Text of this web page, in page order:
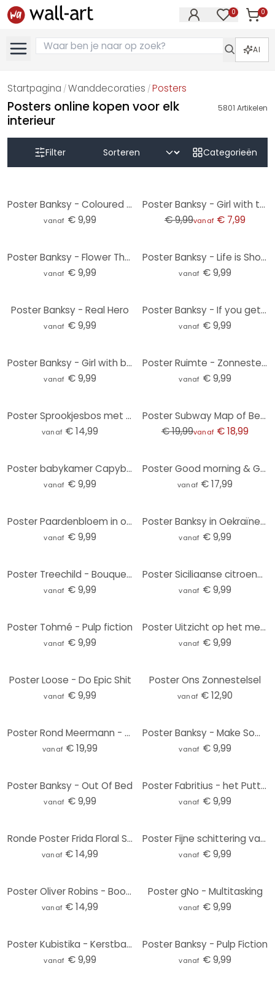
0 0
AI
Startpagina /Wanddecoraties /Posters
Posters online kopen voor elk
interieur
5801 Artikelen
Filter Categorieën
Poster Banksy - Coloured Rain
vanaf € 9,99
Poster Banksy - Girl with the red balloon
€ 9,99vanaf € 7,99
Poster Banksy - Flower Thrower
vanaf € 9,99
Poster Banksy - Life is Short
vanaf € 9,99
Poster Banksy - Real Hero
vanaf € 9,99
Poster Banksy - If you get tired…
vanaf € 9,99
Poster Banksy - Girl with balloon
vanaf € 9,99
Poster Ruimte - Zonnestelsel met planeten en zon - Cats & Dotz
vanaf € 9,99
Poster Sprookjesbos met eenhoorns - Kikki Belle
vanaf € 14,99
Poster Subway Map of Berlin
€ 19,99vanaf € 18,99
Poster babykamer Capybara met bubbelthee
vanaf € 9,99
Poster Good morning & Good Night
vanaf € 17,99
Poster Paardenbloem in ochtenddauw - Treechild
vanaf € 9,99
Poster Banksy in Oekraïne - Judoka
vanaf € 9,99
Poster Treechild - Bouquet of Flowers
vanaf € 9,99
Poster Siciliaanse citroenen - EMELIEmaria
vanaf € 9,99
Poster Tohmé - Pulp fiction
vanaf € 9,99
Poster Uitzicht op het meer - Keller
vanaf € 9,99
Poster Loose - Do Epic Shit
vanaf € 9,99
Poster Ons Zonnestelsel
vanaf € 12,90
Poster Rond Meermann - Tijger
vanaf € 19,99
Poster Banksy - Make Some Trouble
vanaf € 9,99
Poster Banksy - Out Of Bed
vanaf € 9,99
Poster Fabritius - het Puttertje
vanaf € 9,99
Ronde Poster Frida Floral Studio - Frida
vanaf € 14,99
Poster Fijne schittering van bloesems - Treechild
vanaf € 9,99
Poster Oliver Robins - Boomhut Feestje
vanaf € 14,99
Poster gNo - Multitasking
vanaf € 9,99
Poster Kubistika - Kerstbal aan Dennentak - Kerstposter
vanaf € 9,99
Poster Banksy - Pulp Fiction
vanaf € 9,99